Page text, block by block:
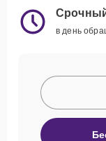
в день